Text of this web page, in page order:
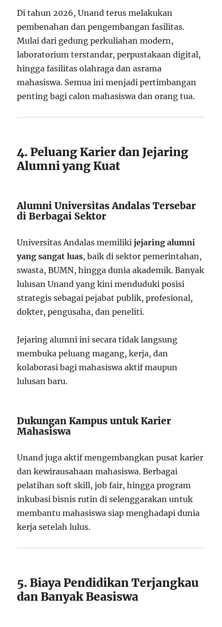
Di tahun 2026, Unand terus melakukan
pembenahan dan pengembangan fasilitas.
Mulai dari gedung perkuliahan modern,
laboratorium terstandar, perpustakaan digital,
hingga fasilitas olahraga dan asrama
mahasiswa. Semua ini menjadi pertimbangan
penting bagi calon mahasiswa dan orang tua.
4. Peluang Karier dan Jejaring
Alumni yang Kuat
Alumni Universitas Andalas Tersebar
di Berbagai Sektor
Universitas Andalas memilikijejaring alumni
yang sangat luas, baik di sektor pemerintahan,
swasta, BUMN, hingga dunia akademik. Banyak
lulusan Unand yang kini menduduki posisi
strategis sebagai pejabat publik, profesional,
dokter, pengusaha, dan peneliti.
Jejaring alumni ini secara tidak langsung
membuka peluang magang, kerja, dan
kolaborasi bagi mahasiswa aktif maupun
lulusan baru.
Dukungan Kampus untuk Karier
Mahasiswa
Unand juga aktif mengembangkan pusat karier
dan kewirausahaan mahasiswa. Berbagai
pelatihan soft skill, job fair, hingga program
inkubasi bisnis rutin di selenggarakan untuk
membantu mahasiswa siap menghadapi dunia
kerja setelah lulus.
5. Biaya Pendidikan Terjangkau
dan Banyak Beasiswa